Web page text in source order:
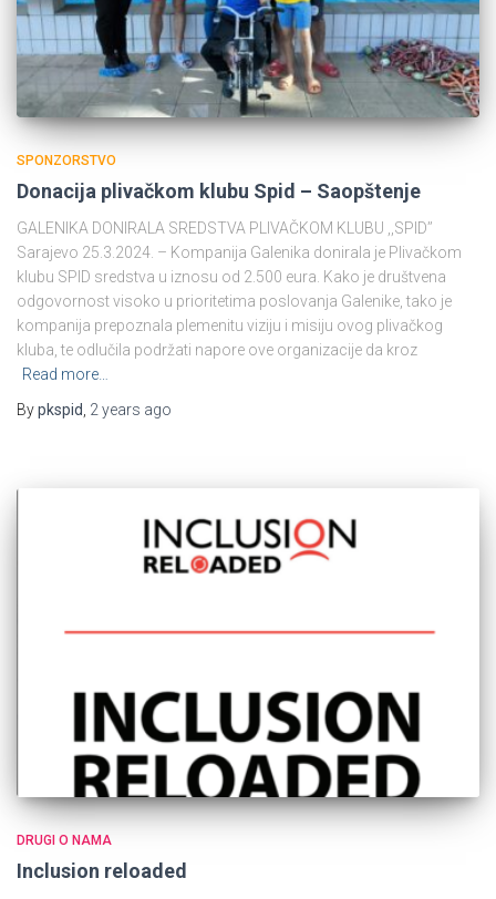
SPONZORSTVO
Donacija plivačkom klubu Spid – Saopštenje
GALENIKA DONIRALA SREDSTVA PLIVAČKOM KLUBU ,,SPID’’
Sarajevo 25.3.2024. – Kompanija Galenika donirala je Plivačkom
klubu SPID sredstva u iznosu od 2.500 eura. Kako je društvena
odgovornost visoko u prioritetima poslovanja Galenike, tako je
kompanija prepoznala plemenitu viziju i misiju ovog plivačkog
kluba, te odlučila podržati napore ove organizacije da kroz
Read more…
Bypkspid 2 years ago
DRUGI O NAMA
Inclusion reloaded